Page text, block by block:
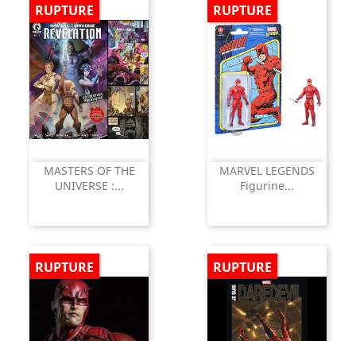
MASTERS OF THE
UNIVERSE :...
RUPTURE
MARVEL LEGENDS
Figurine...
RUPTURE
RUPTURE RUPTURE